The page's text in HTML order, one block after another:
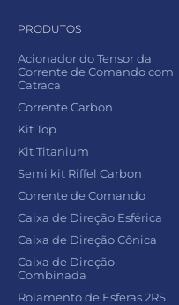
PRODUTOS
Acionador do Tensor da
Corrente de Comando com
Catraca
Corrente Carbon
Kit Top
Kit Titanium
Semi kit Riffel Carbon
Corrente de Comando
Caixa de Direção Esférica
Caixa de Direção Cônica
Caixa de Direção
Combinada
Rolamento de Esferas 2RS